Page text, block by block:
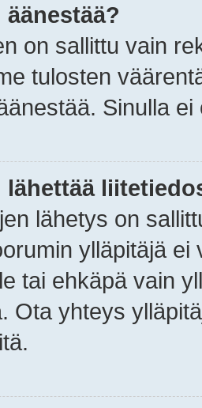
on sallittu vain
tulosten
Sinulla
lähettää
lähetys on
ylläpitäjä
tai ehkäpä vain
Ota yhteys